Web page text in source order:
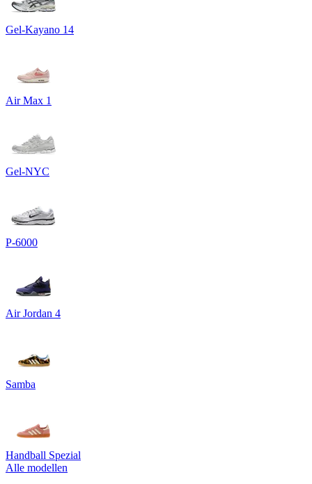
Gel-Kayano 14
Air Max 1
Gel-NYC
P-6000
Air Jordan 4
Samba
Handball Spezial
Alle modellen